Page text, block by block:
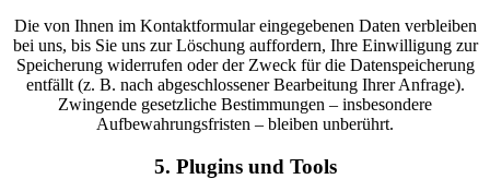
Die von Ihnen im Kontaktformular eingegebenen Daten verbleiben
bei uns, bis Sie uns zur Löschung auffordern, Ihre Einwilligung zur
Speicherung widerrufen oder der Zweck für die Datenspeicherung
entfällt (z. B. nach abgeschlossener Bearbeitung Ihrer Anfrage).
Zwingende gesetzliche Bestimmungen – insbesondere
Aufbewahrungsfristen – bleiben unberührt.
5. Plugins und Tools